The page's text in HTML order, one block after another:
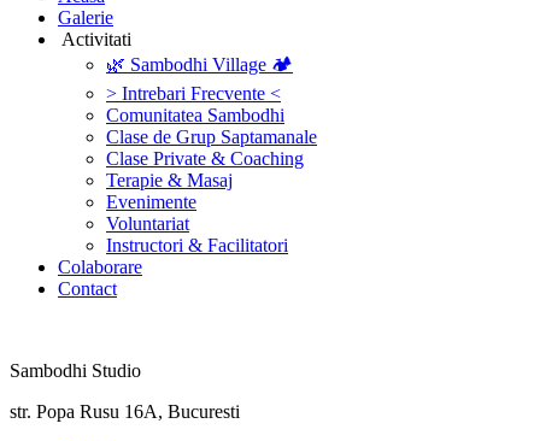
Galerie
‎ ‎Activitati‎
🌿 Sambodhi Village 🏕️
> Intrebari Frecvente <
Comunitatea Sambodhi
Clase de Grup Saptamanale
Clase Private & Coaching
Terapie & Masaj
‎Evenimente
Voluntariat
‏‏‎Instructori & Facilitatori
Colaborare
Contact
Sambodhi Studio
str. Popa Rusu 16A, Bucuresti